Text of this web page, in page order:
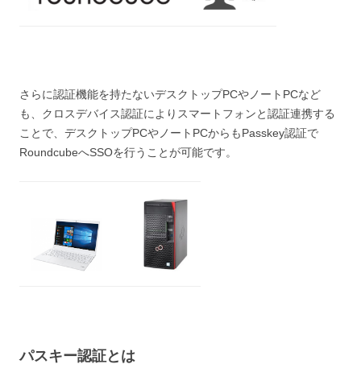
さらに認証機能を持たないデスクトップPCやノートPCなど
も、クロスデバイス認証によりスマートフォンと認証連携する
ことで、デスクトップPCやノートPCからもPasskey認証で
RoundcubeへSSOを行うことが可能です。
パスキー認証とは